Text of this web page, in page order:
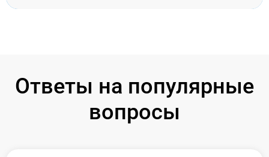
Ответы на популярные
вопросы